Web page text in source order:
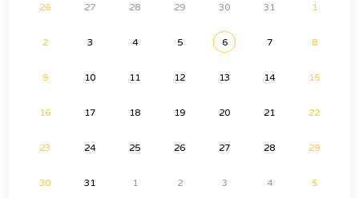
26 27 28 29 30 31 1
2 3 4 5 6 7 8
9 10 11 12 13 14 15
16 17 18 19 20 21 22
23 24 25 26 27 28 29
30 31 1 2 3 4 5